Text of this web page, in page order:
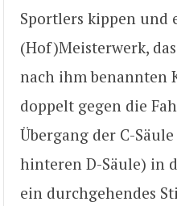
Sportlers kippen und
(Hof)Meisterwerk,
nach ihm benannten
doppelt gegen die
Übergang der C-
hinteren D-Säule) in
ein durchgehendes